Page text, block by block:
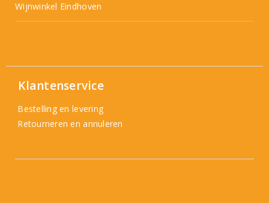
Wijnwinkel Eindhoven
Klantenservice
Bestelling en levering
Retourneren en annuleren